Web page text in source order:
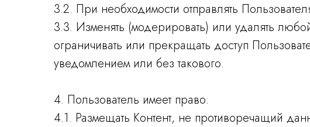
3.2. При необходимости отправлять
3.3. Изменять (модерировать) или удалять
ограничивать или прекращать доступ
уведомлением или без такового.
4. Пользователь имеет право:
4.1. Размещать Контент, не противоречащий